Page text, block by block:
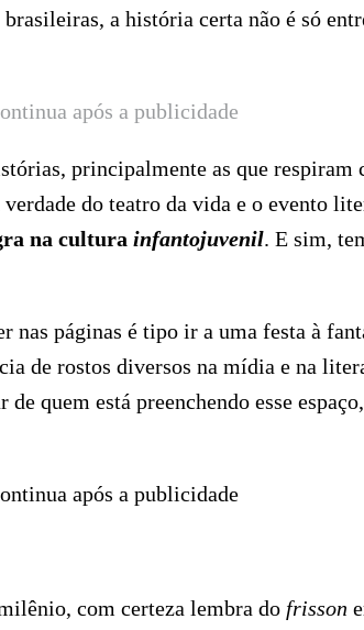
brasileiras, a história certa não é só
após a publicidade
principalmente as que
do teatro da vida e o evento
na cultura infantojuvenil. E sim,
nas páginas é tipo ir a uma festa à
de rostos diversos na mídia e na
quem está preenchendo esse
após a publicidade
com certeza lembra do frisson